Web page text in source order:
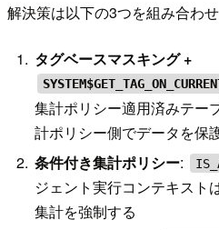
解決策は以下の3つを組み合わせ
タグベースマスキング +
集計ポリシー適用済みテー
計ポリシー側でデータを保
条件付き集計ポリシー:
ジェント実行コンテキスト
集計を強制する